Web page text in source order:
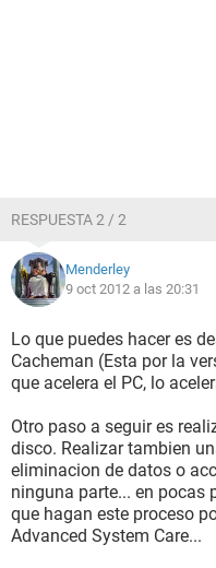
RESPUESTA 2 / 2
Menderley
9 oct 2012 a las 20:31
Lo que puedes hacer es
Cacheman (Esta por la
que acelera el PC, lo
Otro paso a seguir es
disco. Realizar tambien
eliminacion de datos o
ninguna parte... en pocas
que hagan este proceso
Advanced System Care...